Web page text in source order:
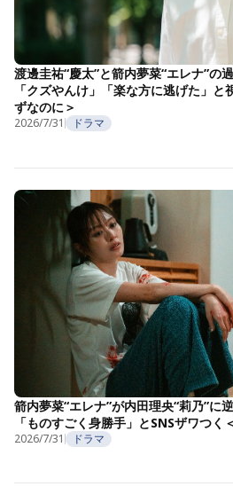
渡邊圭祐“慶太”と箭内夢菜“エレナ”の
「クズやんけ」「楽な方に逃げた」
ずなのに＞
2026/7/31 ドラマ
箭内夢菜“エレナ”が内田理央“莉乃”に
「ものすごく身勝手」とSNSザワつく
2026/7/31 ドラマ